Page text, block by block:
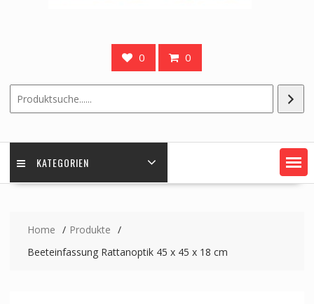
0 0
KATEGORIEN
Home
Produkte
Beeteinfassung Rattanoptik 45 x 45 x 18 cm